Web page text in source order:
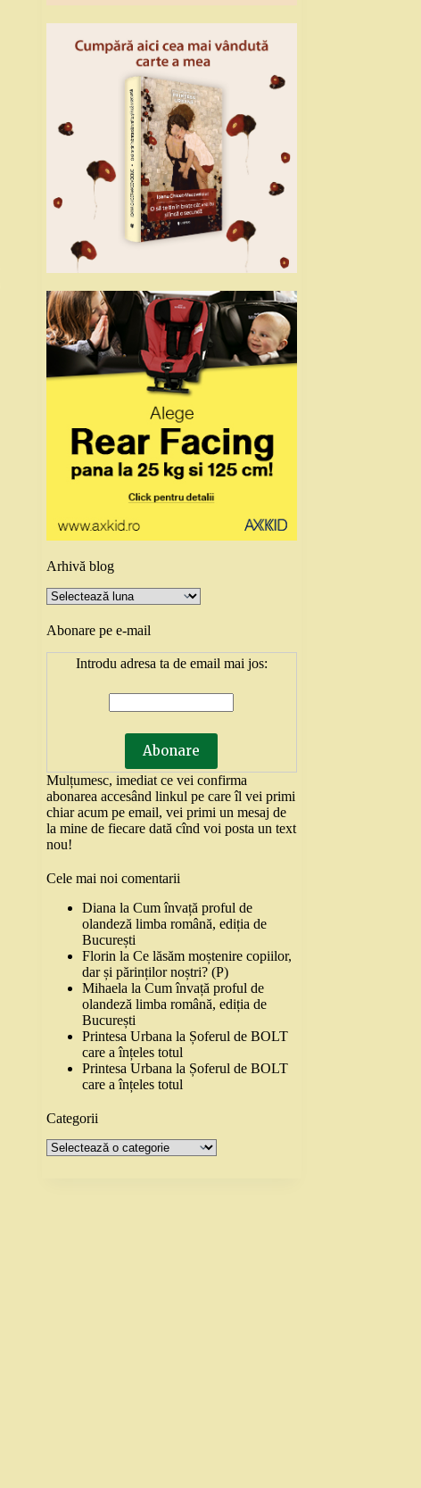
Arhivă blog
Arhivă
blog
Abonare pe e-mail
Introdu adresa ta de email mai jos:
Mulțumesc, imediat ce vei confirma
abonarea accesând linkul pe care îl vei primi
chiar acum pe email, vei primi un mesaj de
la mine de fiecare dată cînd voi posta un text
nou!
Cele mai noi comentarii
Diana laCum învață proful de
olandeză limba română, ediția de
București
Florin laCe lăsăm moștenire copiilor,
dar și părinților noștri? (P)
Mihaela laCum învață proful de
olandeză limba română, ediția de
București
Printesa Urbana la Șoferul de BOLT
care a înțeles totul
Printesa Urbana la Șoferul de BOLT
care a înțeles totul
Categorii
Categorii